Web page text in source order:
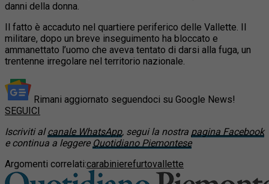
danni della donna.
Il fatto è accaduto nel quartiere periferico delle Vallette. Il
militare, dopo un breve inseguimento ha bloccato e
ammanettato l’uomo che aveva tentato di darsi alla fuga, un
trentenne irregolare nel territorio nazionale.
Rimani aggiornato seguendoci su Google News!
SEGUICI
Iscriviti alcanale WhatsApp, segui la nostra pagina Facebook
e continua a leggere Quotidiano Piemontese
Argomenti correlati:carabinierefurtovallette